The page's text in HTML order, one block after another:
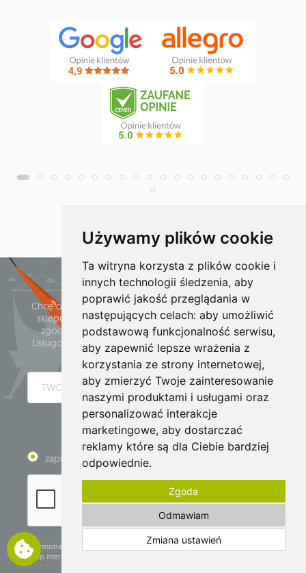
Używamy plików cookie
Ta witryna korzysta z plików cookie i
innych technologii śledzenia, aby
poprawić jakość przeglądania w
następujących celach: aby umożliwić
podstawową funkcjonalność serwisu,
aby zapewnić lepsze wrażenia z
korzystania ze strony internetowej,
aby zmierzyć Twoje zainteresowanie
naszymi produktami i usługami oraz
personalizować interakcje
marketingowe, aby dostarczać
reklamy które są dla Ciebie bardziej
odpowiednie.
Zgoda
Odmawiam
Zmiana ustawień
Zapisz się do Newslettera
Chcę otrzymywać informacje o promocjach i nowościach
sklepu internetowego www.whamaku.pl oraz wyrażam
zgodę na przetwarzanie mojego adresu e-mail przez
Usługodawcę dla celów związanych z usługą subskrypcji
Newslettera.
WYŚLIJ
zapisz wypisz
Administratorem Twoich danych osobowych i podmiotem prowadzącym
sklep internetowy whamaku.pl jest Krzysztof Baran, prowadzący
działalność gospodarczą pod firmą: Mouton Interactive Krzysztof Baran